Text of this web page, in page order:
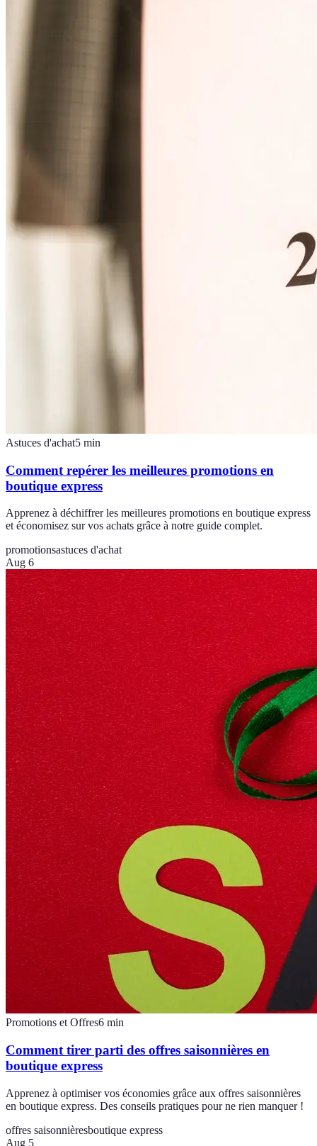
Astuces d'achat5 min
Comment repérer les meilleures promotions en
boutique express
Apprenez à déchiffrer les meilleures promotions en boutique express
et économisez sur vos achats grâce à notre guide complet.
promotionsastuces d'achat
Aug 6
Promotions et Offres6 min
Comment tirer parti des offres saisonnières en
boutique express
Apprenez à optimiser vos économies grâce aux offres saisonnières
en boutique express. Des conseils pratiques pour ne rien manquer !
offres saisonnièresboutique express
Aug 5